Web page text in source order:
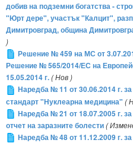
добив на подземни богатства -
"Юрт дере", участък "Калцит",
Димитровград, община
)
Решение № 459 на МС от
Решение № 565/2014/ЕС на
15.05.2014 г.( Нов )
Наредба № 11 от 30.06.2014 г.
стандарт "Нуклеарна медицина" (
Наредба № 21 от 18.07.2005 г.
отчет на заразните болести(
Наредба № 48 от 11.12.2009 г.